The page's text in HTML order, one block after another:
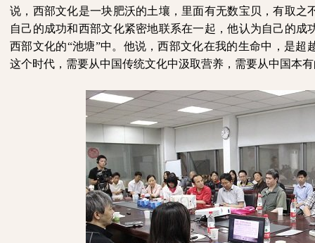
说，西部文化是一块肥沃的土壤，里面有无数宝贝，有取之
自己的成功和西部文化紧密地联系在一起，他认为自己的成
西部文化的“池塘”中。他说，西部文化在我的生命中，是超
这个时代，需要从中国传统文化中汲取营养，需要从中国本